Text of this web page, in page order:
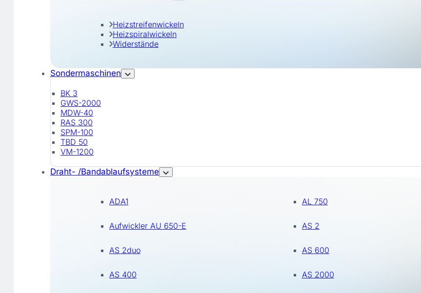
Heizstreifenwickeln
Heizspiralwickeln
Widerstände
Sondermaschinen
BK 3
GWS-2000
MDW-40
RAS 300
SPM-100
TBD 50
VM-1200
Draht- /Bandablaufsysteme
ADA1 AL 750
Aufwickler AU 650-E AS 2
AS 2duo AS 600
AS 400 AS 2000